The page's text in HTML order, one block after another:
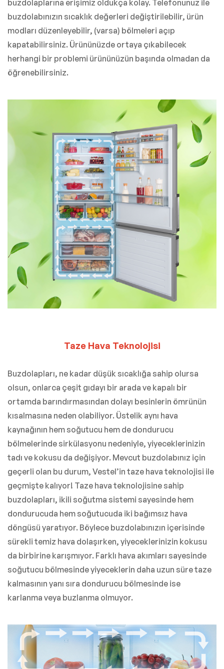
buzdolaplarına erişimiz oldukça kolay. Telefonunuz ile
buzdolabınızın sıcaklık değerleri değiştirilebilir, ürün
modları düzenleyebilir, (varsa) bölmeleri açıp
kapatabilirsiniz. Ürününüzde ortaya çıkabilecek
herhangi bir problemi ürününüzün başında olmadan da
öğrenebilirsiniz.
Taze Hava Teknolojisi
Buzdolapları, ne kadar düşük sıcaklığa sahip olursa
olsun, onlarca çeşit gıdayı bir arada ve kapalı bir
ortamda barındırmasından dolayı besinlerin ömrünün
kısalmasına neden olabiliyor. Üstelik aynı hava
kaynağının hem soğutucu hem de dondurucu
bölmelerinde sirkülasyonu nedeniyle, yiyeceklerinizin
tadı ve kokusu da değişiyor. Mevcut buzdolabınız için
geçerli olan bu durum, Vestel’in taze hava teknolojisi ile
geçmişte kalıyor! Taze hava teknolojisine sahip
buzdolapları, ikili soğutma sistemi sayesinde hem
dondurucuda hem soğutucuda iki bağımsız hava
döngüsü yaratıyor. Böylece buzdolabınızın içerisinde
sürekli temiz hava dolaşırken, yiyeceklerinizin kokusu
da birbirine karışmıyor. Farklı hava akımları sayesinde
soğutucu bölmesinde yiyeceklerin daha uzun süre taze
kalmasının yanı sıra dondurucu bölmesinde ise
karlanma veya buzlanma olmuyor.